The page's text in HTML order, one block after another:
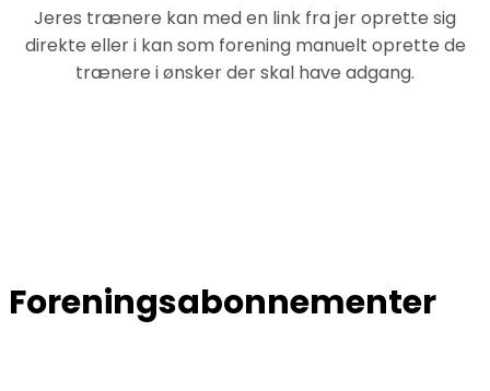
Jeres trænere kan med en link fra jer oprette sig
direkte eller i kan som forening manuelt oprette de
trænere i ønsker der skal have adgang.
Foreningsabonnementer